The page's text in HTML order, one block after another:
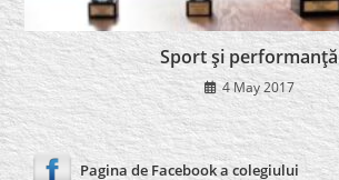
Sport şi performanţă
4 May 2017
Pagina de Facebook a colegiului